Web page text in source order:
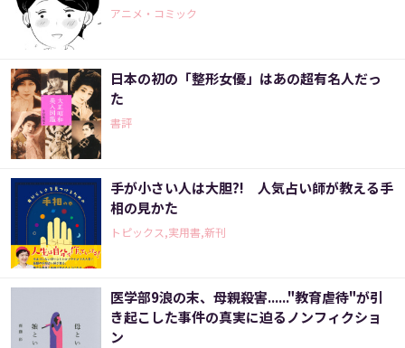
アニメ・コミック
日本の初の「整形女優」はあの超有名人だっ
た
書評
手が小さい人は大胆?! 人気占い師が教える手
相の見かた
トピックス,実用書,新刊
医学部9浪の末、母親殺害......"教育虐待"が引
き起こした事件の真実に迫るノンフィクショ
ン